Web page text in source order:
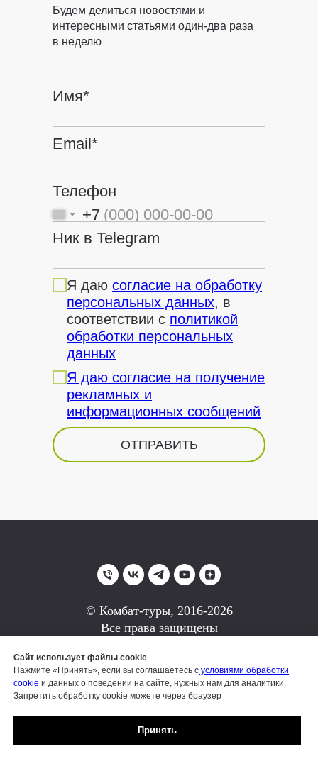
Имя*
Email*
Телефон
+7
Ник в Telegram
Я даю согласие на обработку
персональных данных, в
соответствии с политикой
обработки персональных
данных
Я даю согласие на получение
рекламных и
информационных сообщений
ОТПРАВИТЬ
Будем делиться новостями и
интересными статьями один-два раза
в неделю
© Комбат-туры, 2016-2026
Все права защищены
Наверх
Сайт использует файлы cookie
Нажмите «Принять», если вы соглашаетесь с условиями обработки
cookie и данных о поведении на сайте, нужных нам для аналитики.
Запретить обработку cookie можете через браузер
Принять